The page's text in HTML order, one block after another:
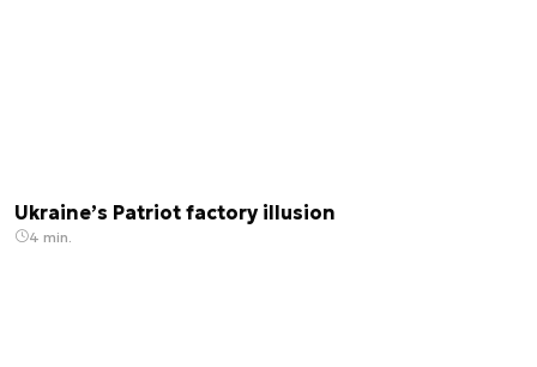
Ukraine’s Patriot factory illusion
4 min.